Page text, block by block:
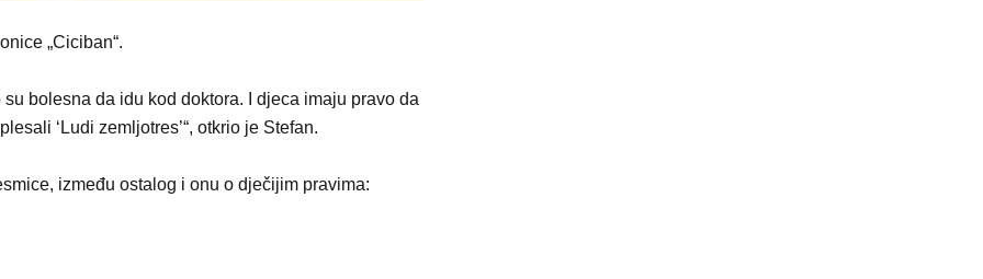
„Ciciban“.
bolesna da idu kod doktora. I djeca imaju pravo da
‘Ludi zemljotres’“, otkrio je Stefan.
između ostalog i onu o dječijim pravima: